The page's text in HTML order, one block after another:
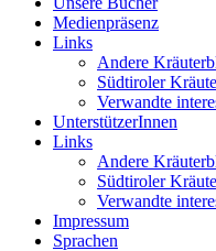
Medienpräsenz
Links
Andere
Südtiroler
Verwandte
UnterstützerInnen
Links
Andere
Südtiroler
Verwandte
Impressum
Sprachen